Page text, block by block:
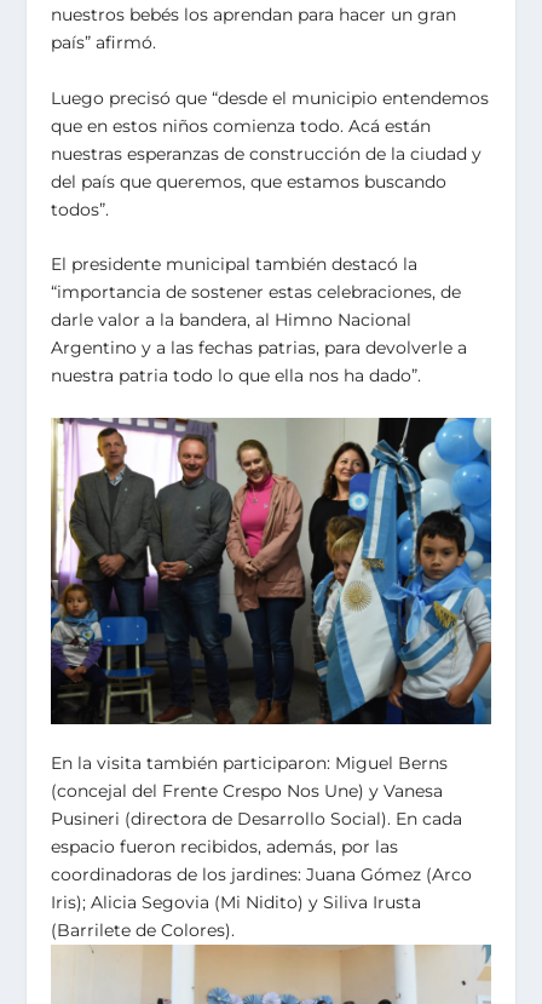
nuestros bebés los aprendan para hacer un gran
país” afirmó.
Luego precisó que “desde el municipio entendemos
que en estos niños comienza todo. Acá están
nuestras esperanzas de construcción de la ciudad y
del país que queremos, que estamos buscando
todos”.
El presidente municipal también destacó la
“importancia de sostener estas celebraciones, de
darle valor a la bandera, al Himno Nacional
Argentino y a las fechas patrias, para devolverle a
nuestra patria todo lo que ella nos ha dado”.
En la visita también participaron: Miguel Berns
(concejal del Frente Crespo Nos Une) y Vanesa
Pusineri (directora de Desarrollo Social). En cada
espacio fueron recibidos, además, por las
coordinadoras de los jardines: Juana Gómez (Arco
Iris); Alicia Segovia (Mi Nidito) y Siliva Irusta
(Barrilete de Colores).